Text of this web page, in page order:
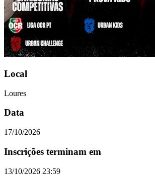
Local
Loures
Data
17/10/2026
Inscrições terminam em
13/10/2026 23:59